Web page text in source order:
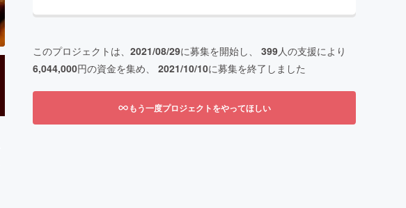
このプロジェクトは、 2021/08/29に募集を開始し、 399人の支援により
6,044,000円の資金を集め、 2021/10/10に募集を終了しました
もう一度プロジェクトをやってほしい